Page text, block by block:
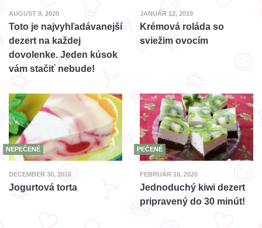
AUGUST 9, 2020
Toto je najvyhľadávanejší
dezert na každej
dovolenke. Jeden kúsok
vám stačiť nebude!
JANUÁR 12, 2019
Krémová roláda so
sviežim ovocím
NEPEČENÉ
DECEMBER 30, 2016
Jogurtová torta
PEČENÉ
FEBRUÁR 16, 2020
Jednoduchý kiwi dezert
pripravený do 30 minút!